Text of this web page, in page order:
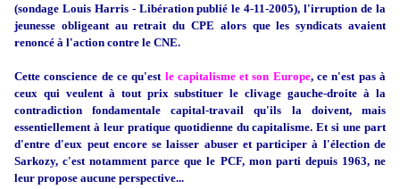
(sondage Louis Harris - Libération publié le 4-11-2005), l'irruption de la
jeunesse obligeant au retrait du CPE alors que les syndicats avaient
renoncé à l'action contre le CNE.
Cette conscience de ce qu'est le capitalisme et son Europe, ce n'est pas à
ceux qui veulent à tout prix substituer le clivage gauche-droite à la
contradiction fondamentale capital-travail qu'ils la doivent, mais
essentiellement à leur pratique quotidienne du capitalisme. Et si une part
d'entre d'eux peut encore se laisser abuser et participer à l'élection de
Sarkozy, c'est notamment parce que le PCF, mon parti depuis 1963, ne
leur propose aucune perspective...